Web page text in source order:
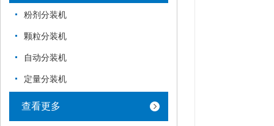
粉剂分装机
颗粒分装机
自动分装机
定量分装机
查看更多